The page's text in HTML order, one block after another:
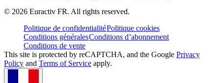
© 2026 Euractiv FR. All rights reserved.
Politique de confidentialitéPolitique cookies
Conditions généralesConditions d’abonnement
Conditions de vente
This site is protected by reCAPTCHA, and the Google Privacy
Policy and Terms of Service apply.